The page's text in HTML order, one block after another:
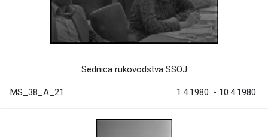
Sednica rukovodstva SSOJ
MS_38_A_21 1.4.1980. - 10.4.1980.